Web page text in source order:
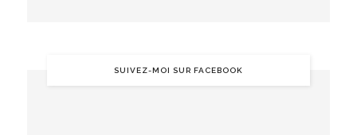
SUIVEZ-MOI SUR FACEBOOK